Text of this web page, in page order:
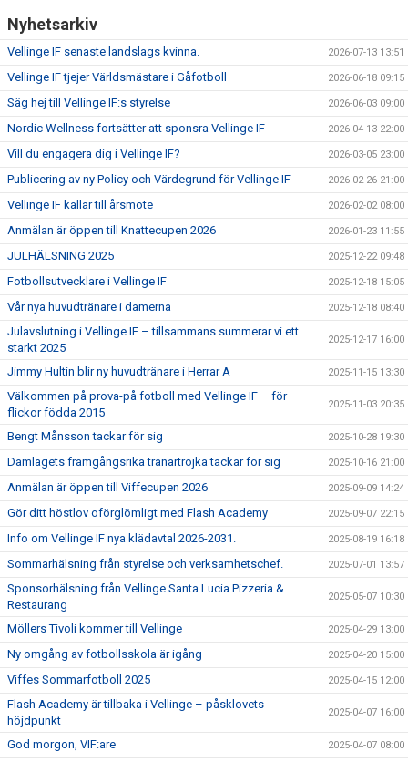
Nyhetsarkiv
Vellinge IF senaste landslags kvinna. 2026-07-13 13:51
Vellinge IF tjejer Världsmästare i Gåfotboll 2026-06-18 09:15
Säg hej till Vellinge IF:s styrelse 2026-06-03 09:00
Nordic Wellness fortsätter att sponsra Vellinge IF 2026-04-13 22:00
Vill du engagera dig i Vellinge IF? 2026-03-05 23:00
Publicering av ny Policy och Värdegrund för Vellinge IF 2026-02-26 21:00
Vellinge IF kallar till årsmöte 2026-02-02 08:00
Anmälan är öppen till Knattecupen 2026 2026-01-23 11:55
JULHÄLSNING 2025 2025-12-22 09:48
Fotbollsutvecklare i Vellinge IF 2025-12-18 15:05
Vår nya huvudtränare i damerna 2025-12-18 08:40
Julavslutning i Vellinge IF – tillsammans summerar vi ett
starkt 2025
2025-12-17 16:00
Jimmy Hultin blir ny huvudtränare i Herrar A 2025-11-15 13:30
Välkommen på prova-på fotboll med Vellinge IF – för
flickor födda 2015
2025-11-03 20:35
Bengt Månsson tackar för sig 2025-10-28 19:30
Damlagets framgångsrika tränartrojka tackar för sig 2025-10-16 21:00
Anmälan är öppen till Viffecupen 2026 2025-09-09 14:24
Gör ditt höstlov oförglömligt med Flash Academy 2025-09-07 22:15
Info om Vellinge IF nya klädavtal 2026-2031. 2025-08-19 16:18
Sommarhälsning från styrelse och verksamhetschef. 2025-07-01 13:57
Sponsorhälsning från Vellinge Santa Lucia Pizzeria &
Restaurang
2025-05-07 10:30
Möllers Tivoli kommer till Vellinge 2025-04-29 13:00
Ny omgång av fotbollsskola är igång 2025-04-20 15:00
Viffes Sommarfotboll 2025 2025-04-15 12:00
Flash Academy är tillbaka i Vellinge – påsklovets
höjdpunkt
2025-04-07 16:00
God morgon, VIF:are 2025-04-07 08:00